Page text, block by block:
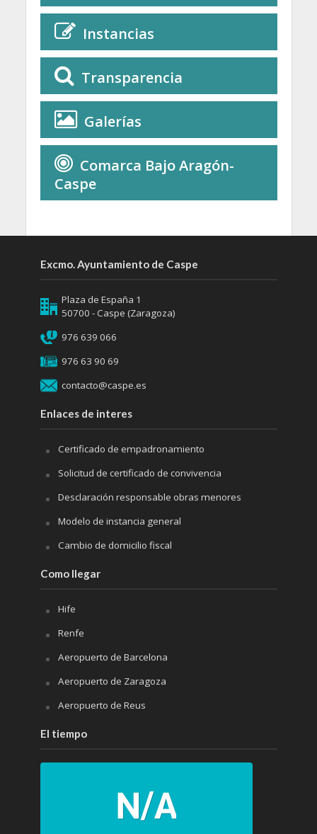
Instancias
Transparencia
Galerías
Comarca Bajo Aragón-
Caspe
Excmo. Ayuntamiento de Caspe
Plaza de España 1
50700 - Caspe (Zaragoza)
976 639 066
976 63 90 69
contacto@caspe.es
Enlaces de interes
Certificado de empadronamiento
Solicitud de certificado de convivencia
Desclaración responsable obras menores
Modelo de instancia general
Cambio de domicilio fiscal
Como llegar
Hife
Renfe
Aeropuerto de Barcelona
Aeropuerto de Zaragoza
Aeropuerto de Reus
El tiempo